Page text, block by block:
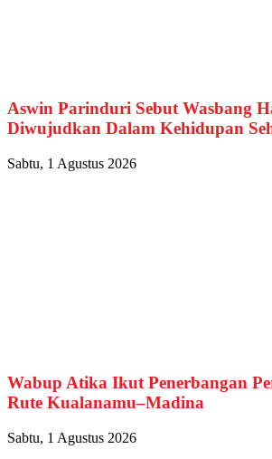
Aswin Parinduri Sebut Wasbang
Diwujudkan Dalam Kehidupan
Sabtu, 1 Agustus 2026
Wabup Atika Ikut Penerbangan
Rute Kualanamu–Madina
Sabtu, 1 Agustus 2026